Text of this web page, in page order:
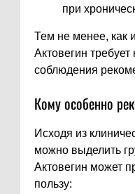
при
Тем не менее, как
Актовегин требует
соблюдения
Кому особенно
Исходя из
можно выделить
Актовегин может
пользу: